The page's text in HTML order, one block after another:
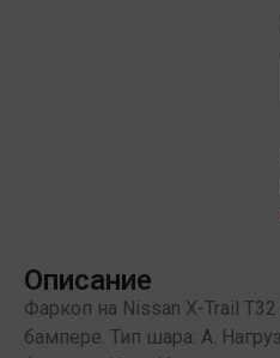
Описание
Фаркоп на Nissan X-Trail
бампере. Тип шара: A.